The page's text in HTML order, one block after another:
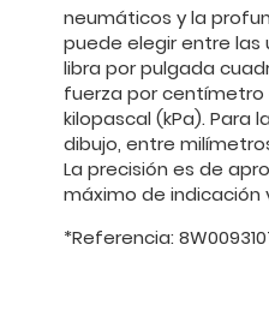
neumáticos y la
puede elegir entre las
libra por pulgada
fuerza por
kilopascal (kPa). Para
dibujo, entre
La precisión es de
máximo de indicación
*Referencia: